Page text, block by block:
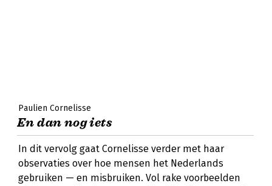
Paulien Cornelisse
En dan nog iets
In dit vervolg gaat Cornelisse verder met haar
observaties over hoe mensen het Nederlands
gebruiken — en misbruiken. Vol rake voorbeelden